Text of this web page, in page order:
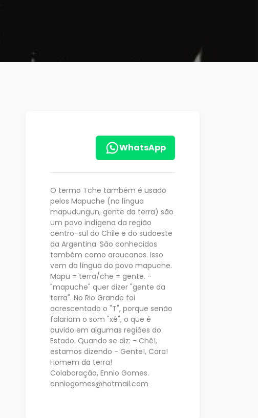
WhatsApp
O termo Tche também é usado
pelos Mapuche (na língua
mapudungun, gente da terra) são
um povo indígena da região
centro-sul do Chile e do sudoeste
da Argentina. São conhecidos
também como araucanos. Isso
vem da língua do povo mapuche.
Mapu = terra/che = gente. -
"mapuche" quer dizer "gente da
terra". No Rio Grande foi
acrescentado o "T", porque senão
falariam o som "xê", o que é
ouvido em algumas regiões do
Estado. Quando se diz: - Chê!,
estamos dizendo - Gente!, Cara!
Homem da terra!
Colaboração, Ennio Gomes.
enniogomes@hotmail.com